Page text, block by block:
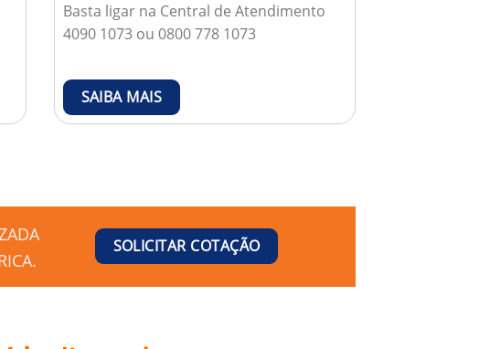
Basta ligar na Central de Atendimento
4090 1073 ou 0800 778 1073
SAIBA MAIS
SOLICITAR COTAÇÃO